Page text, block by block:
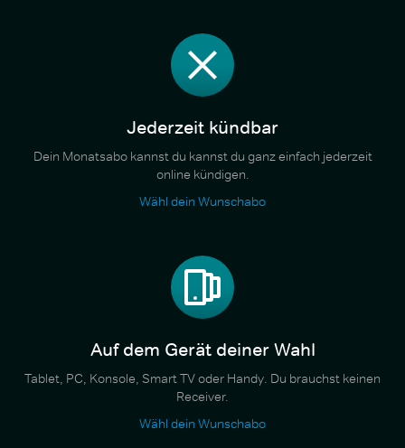
Jederzeit kündbar
Dein Monatsabo kannst du kannst du ganz einfach jederzeit
online kündigen.
Wähl dein Wunschabo
Auf dem Gerät deiner Wahl
Tablet, PC, Konsole, Smart TV oder Handy. Du brauchst keinen
Receiver.
Wähl dein Wunschabo